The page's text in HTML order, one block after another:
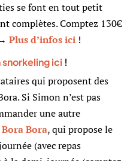
se font en tout petit
complètes. Comptez 130€
→Plus d’infos ici !
ici !
qui proposent des
Si Simon n’est pas
une autre
Bora Bora, qui propose le
(avec repas